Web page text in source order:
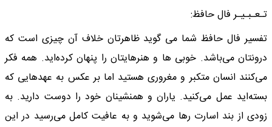
تـعـبـیـر فال حافظ:
تفسیر فال حافظ شما می گوید ظاهرتان خلاف آن چیزی است که
درونتان می‌باشد. خوبی ها و هنرهایتان را پنهان کرده‌اید. همه فکر
می‌کنند انسان متکبر و مغروری هستید اما بر عکس به عهدهایی که
بسته‌اید عمل می‌کنید. یاران و همنشینان خود را دوست دارید. به
زودی از بند اسارت رها می‌شوید و به عافیت کامل می‌رسید در این